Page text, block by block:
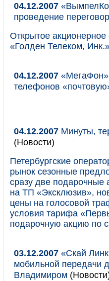
04.12.2007
проведение
Открытое
«Голден Телеком,
04.12.2007
телефонов
04.12.2007 Минуты,
(Новости)
Петербургские
рынок сезонные
сразу две
на ТП «Эксклюзив»,
цены на голосовой
условия тарифа
подарочную акцию по
03.12.2007 «Скай
мобильной передачи
Владимиром